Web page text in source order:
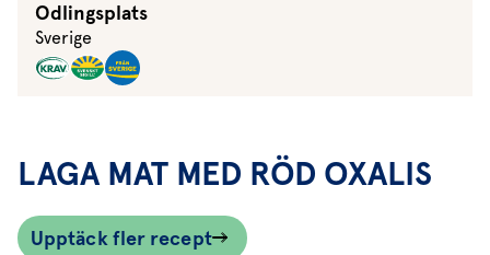
Odlingsplats
Sverige
LAGA MAT MED RÖD OXALIS
Upptäck fler recept